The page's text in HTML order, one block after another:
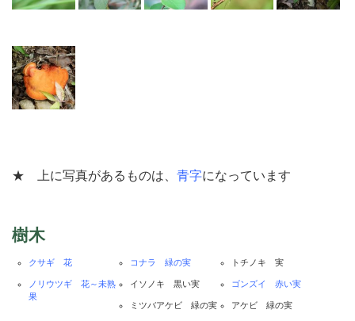
★ 上に写真があるものは、 青字になっています
樹木
クサギ 花 コナラ 緑の実 トチノキ 実
ノリウツギ 花～未熟
果
イソノキ 黒い実 ゴンズイ 赤い実
ミツバアケビ 緑の実 アケビ 緑の実